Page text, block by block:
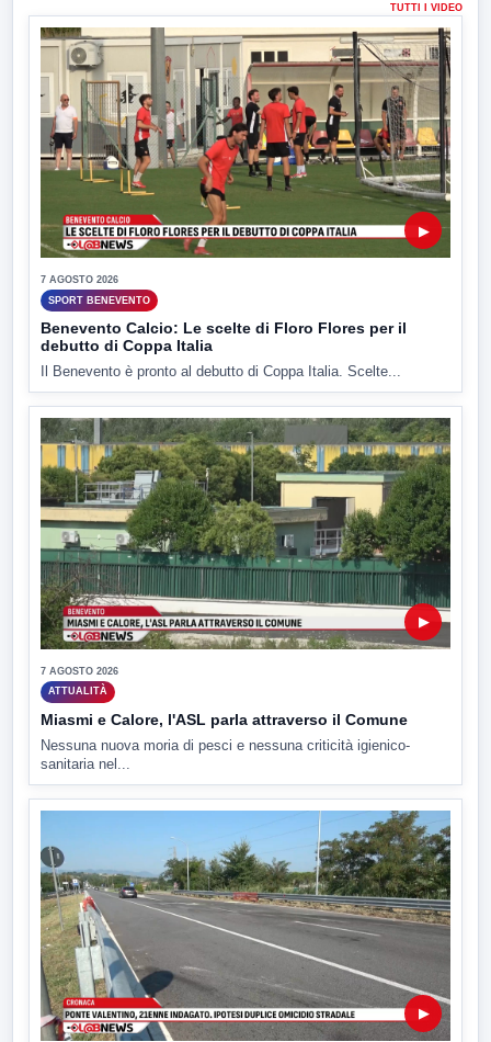
TUTTI I VIDEO
▶
7 AGOSTO 2026
SPORT BENEVENTO
Benevento Calcio: Le scelte di Floro Flores per il
debutto di Coppa Italia
Il Benevento è pronto al debutto di Coppa Italia. Scelte...
▶
7 AGOSTO 2026
ATTUALITÀ
Miasmi e Calore, l'ASL parla attraverso il Comune
Nessuna nuova moria di pesci e nessuna criticità igienico-
sanitaria nel...
▶